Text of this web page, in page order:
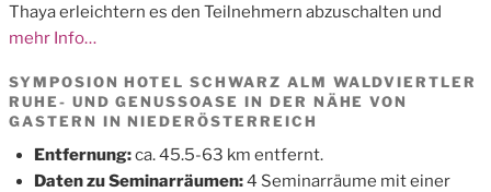
Thaya erleichtern es den Teilnehmern abzuschalten und
mehr Info…
SYMPOSION HOTEL SCHWARZ ALM WALDVIERTLER
RUHE- UND GENUSSOASE IN DER NÄHE VON
GASTERN IN NIEDERÖSTERREICH
Entfernung:ca. 45.5-63 km entfernt.
Daten zu Seminarräumen:4 Seminarräume mit einer